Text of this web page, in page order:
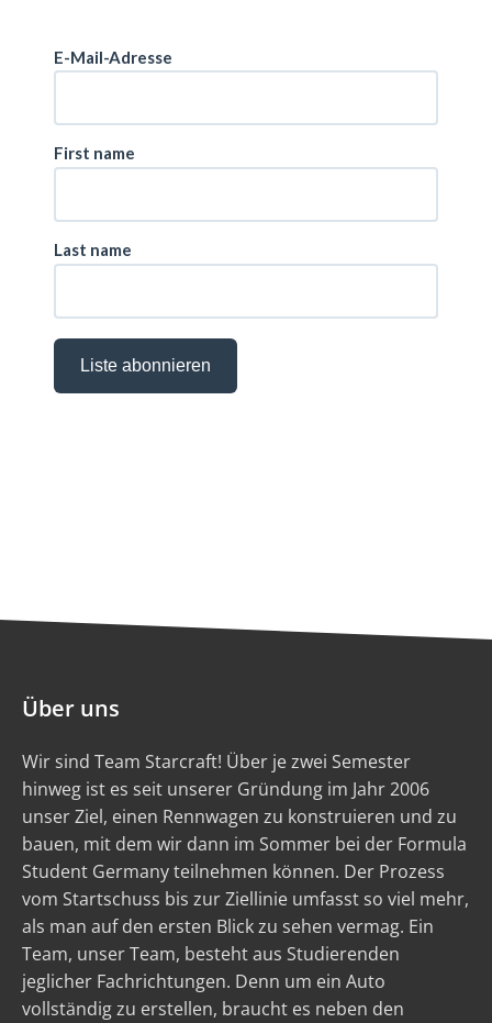
Über uns
Wir sind Team Starcraft! Über je zwei Semester
hinweg ist es seit unserer Gründung im Jahr 2006
unser Ziel, einen Rennwagen zu konstruieren und zu
bauen, mit dem wir dann im Sommer bei der Formula
Student Germany teilnehmen können. Der Prozess
vom Startschuss bis zur Ziellinie umfasst so viel mehr,
als man auf den ersten Blick zu sehen vermag. Ein
Team, unser Team, besteht aus Studierenden
jeglicher Fachrichtungen. Denn um ein Auto
vollständig zu erstellen, braucht es neben den